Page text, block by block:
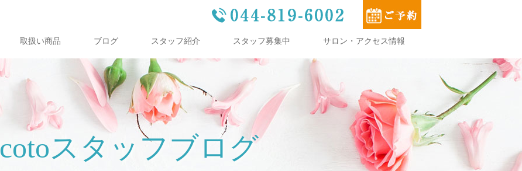
取扱い商品 ブログ スタッフ紹介 スタッフ募集中 サロン・アクセス情報
cotoスタッフブログ